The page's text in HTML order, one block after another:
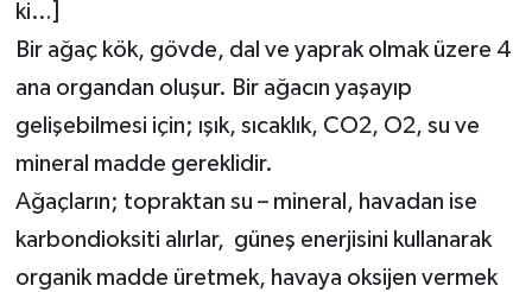
ki…]
Bir ağaç kök, gövde, dal ve yaprak olmak üzere 4
ana organdan oluşur. Bir ağacın yaşayıp
gelişebilmesi için; ışık, sıcaklık, CO2, O2, su ve
mineral madde gereklidir.
Ağaçların; topraktan su – mineral, havadan ise
karbondioksiti alırlar, güneş enerjisini kullanarak
organik madde üretmek, havaya oksijen vermek
YAŞAM